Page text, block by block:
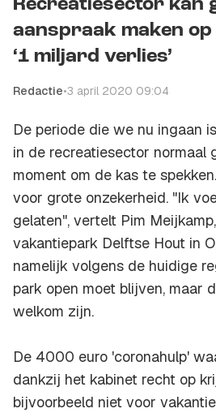
Recreatiesector kan
aanspraak maken
‘1 miljard verlies’
Redactie•3 april 2020 09:04
De periode die we nu ingaan
in de recreatiesector normaal
moment om de kas te
voor grote onzekerheid. "Ik
gelaten", vertelt Pim
vakantiepark Delftse Hout in
namelijk volgens de huidige
park open moet blijven, maar
welkom zijn.
De 4000 euro 'coronahulp'
dankzij het kabinet recht op
bijvoorbeeld niet voor